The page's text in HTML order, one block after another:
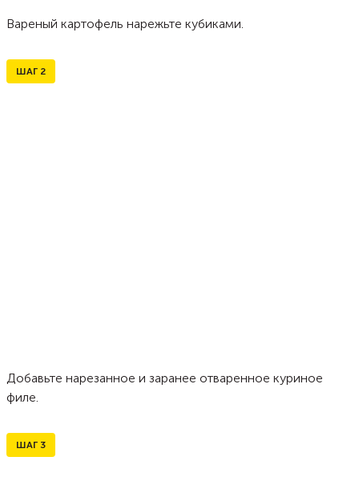
Вареный картофель нарежьте кубиками.
ШАГ 2
Добавьте нарезанное и заранее отваренное куриное
филе.
ШАГ 3